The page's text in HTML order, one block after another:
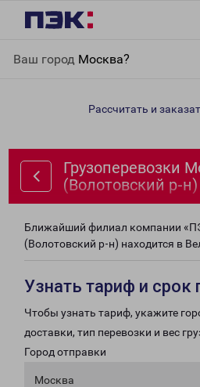
Ваш город Москва?
(Волотовский р-н)
Рассчитать и
Грузоперевозки
(Волотовский р-н)
Ближайший филиал компании
(Волотовский р-н) находится в
Узнать тариф и срок
Чтобы узнать тариф, укажите
доставки, тип перевозки и вес
Город отправки
Москва